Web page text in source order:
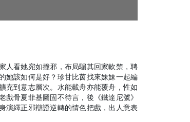
人看她宛如撞邪，布局騙其回家軟禁，聘
她該如何是好？珍甘比茵找來妹妹一起編
充到意志層次。水能載舟亦能覆舟，性如
骨夏菲基圖固不待言，後《鐵達尼號》
演繹正邪辯證逆轉的情色把戲，出人意表